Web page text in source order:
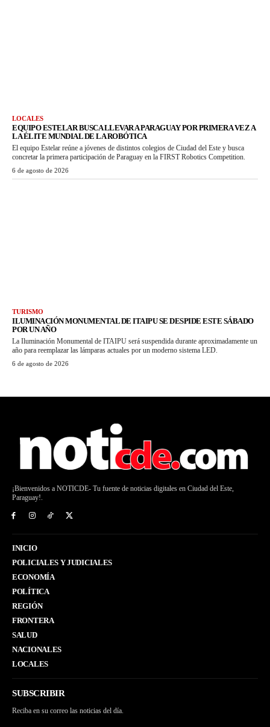
LOCALES
EQUIPO ESTELAR BUSCA LLEVAR A PARAGUAY POR PRIMERA VEZ A
LA ÉLITE MUNDIAL DE LA ROBÓTICA
El equipo Estelar reúne a jóvenes de distintos colegios de Ciudad del Este y busca
concretar la primera participación de Paraguay en la FIRST Robotics Competition.
6 de agosto de 2026
TURISMO
ILUMINACIÓN MONUMENTAL DE ITAIPU SE DESPIDE ESTE SÁBADO
POR UN AÑO
La Iluminación Monumental de ITAIPU será suspendida durante aproximadamente un
año para reemplazar las lámparas actuales por un moderno sistema LED.
6 de agosto de 2026
¡Bienvenidos a NOTICDE- Tu fuente de noticias digitales en Ciudad del Este,
Paraguay!.
INICIO
POLICIALES Y JUDICIALES
ECONOMÍA
POLÍTICA
REGIÓN
FRONTERA
SALUD
NACIONALES
LOCALES
SUBSCRIBIR
Reciba en su correo las noticias del día.